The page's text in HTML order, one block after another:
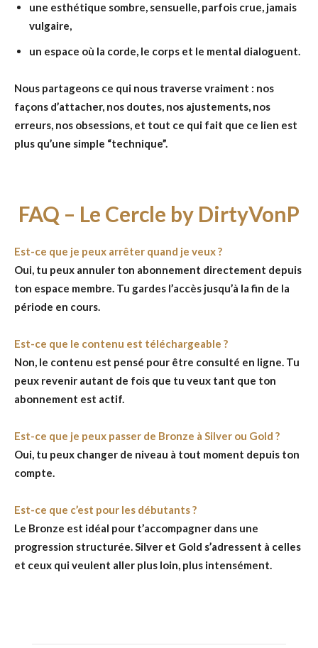
une esthétique sombre, sensuelle, parfois crue, jamais
vulgaire,
un espace où la corde, le corps et le mental dialoguent.
Nous partageons ce qui nous traverse vraiment : nos
façons d’attacher, nos doutes, nos ajustements, nos
erreurs, nos obsessions, et tout ce qui fait que ce lien est
plus qu’une simple “technique”.
FAQ – Le Cercle by DirtyVonP
Est-ce que je peux arrêter quand je veux ?
Oui, tu peux annuler ton abonnement directement depuis
ton espace membre. Tu gardes l’accès jusqu’à la fin de la
période en cours.
Est-ce que le contenu est téléchargeable ?
Non, le contenu est pensé pour être consulté en ligne. Tu
peux revenir autant de fois que tu veux tant que ton
abonnement est actif.
Est-ce que je peux passer de Bronze à Silver ou Gold ?
Oui, tu peux changer de niveau à tout moment depuis ton
compte.
Est-ce que c’est pour les débutants ?
Le Bronze est idéal pour t’accompagner dans une
progression structurée. Silver et Gold s’adressent à celles
et ceux qui veulent aller plus loin, plus intensément.